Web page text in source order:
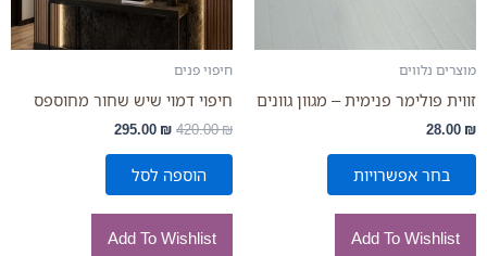
מוצרים נלווים
זווית פולימר פנימית – מגוון גוונים
28.00 ₪
בחר אפשרויות
האפשרויות
המוצר
Add To Wishlist
חיפוי פנים
חיפוי דמוי שיש שחור מחוספס
420.00₪
295.00 ₪
הוספה לסל
Add To Wishlist